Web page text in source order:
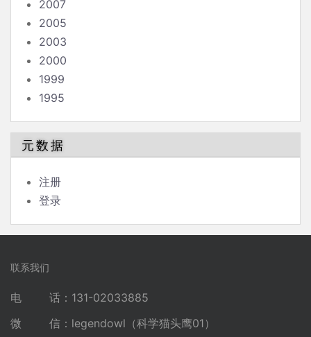
2007
2005
2003
2000
1999
1995
元数据
注册
登录
联系我们
电 话：131-02033885
微 信：legendowl（科学猫头鹰01）